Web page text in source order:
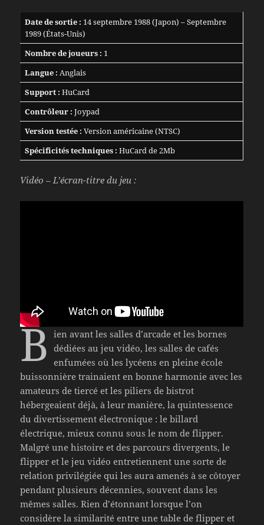
Date de sortie : 14 septembre 1988 (Japon) – Septembre
1989 (États-Unis)
Nombre de joueurs : 1
Langue : Anglais
Support : HuCard
Contrôleur : Joypad
Version testée : Version américaine (NTSC)
Spécificités techniques : HuCard de 2Mb
Vidéo – L’écran-titre du jeu :
B ien avant les salles d’arcade et les bornes
dédiées au jeu vidéo, les salles de cafés
enfumées où les lycéens en pleine école
buissonnière trainaient en bonne harmonie avec les
amateurs de tiercé et les piliers de bistrot
hébergeaient déjà, à leur manière, la quintessence
du divertissement électronique : le billard
électrique, mieux connu sous le nom de flipper.
Malgré une histoire et des parcours divergents, le
flipper et le jeu vidéo entretiennent une sorte de
relation privilégiée qui les aura amenés à se côtoyer
pendant plusieurs décennies, souvent dans les
mêmes salles. Rien d’étonnant lorsque l’on
considère la similarité entre une table de flipper et